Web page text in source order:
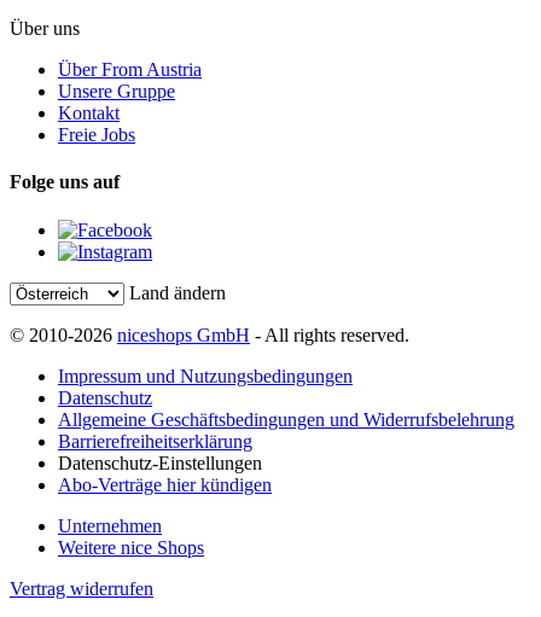
Über uns
Über From Austria
Unsere Gruppe
Kontakt
Freie Jobs
Folge uns auf
Land ändern
© 2010-2026 niceshops GmbH - All rights reserved.
Impressum und Nutzungsbedingungen
Datenschutz
Allgemeine Geschäftsbedingungen und Widerrufsbelehrung
Barrierefreiheitserklärung
Datenschutz-Einstellungen
Abo-Verträge hier kündigen
Unternehmen
Weitere nice Shops
Vertrag widerrufen